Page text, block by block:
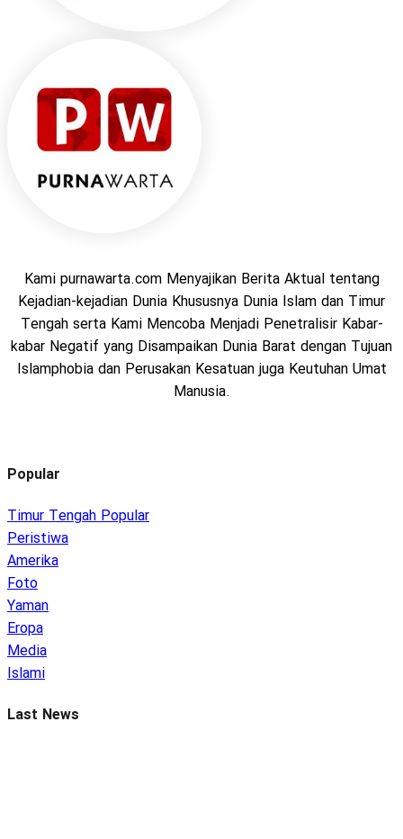
Kami purnawarta.com Menyajikan Berita Aktual tentang
Kejadian-kejadian Dunia Khususnya Dunia Islam dan Timur
Tengah serta Kami Mencoba Menjadi Penetralisir Kabar-
kabar Negatif yang Disampaikan Dunia Barat dengan Tujuan
Islamphobia dan Perusakan Kesatuan juga Keutuhan Umat
Manusia.
Popular
Timur Tengah
Peristiwa
Amerika
Foto
Yaman
Eropa
Media
Islami
Last News